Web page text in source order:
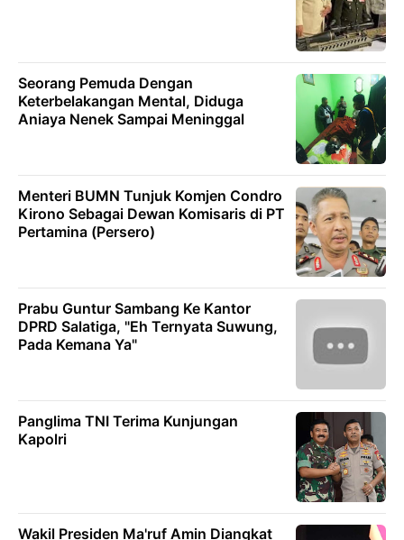
Seorang Pemuda Dengan
Keterbelakangan Mental, Diduga
Aniaya Nenek Sampai Meninggal
Menteri BUMN Tunjuk Komjen Condro
Kirono Sebagai Dewan Komisaris di PT
Pertamina (Persero)
Prabu Guntur Sambang Ke Kantor
DPRD Salatiga, "Eh Ternyata Suwung,
Pada Kemana Ya"
Panglima TNI Terima Kunjungan
Kapolri
Wakil Presiden Ma'ruf Amin Diangkat